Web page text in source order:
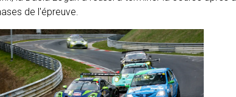
de l'épreuve.